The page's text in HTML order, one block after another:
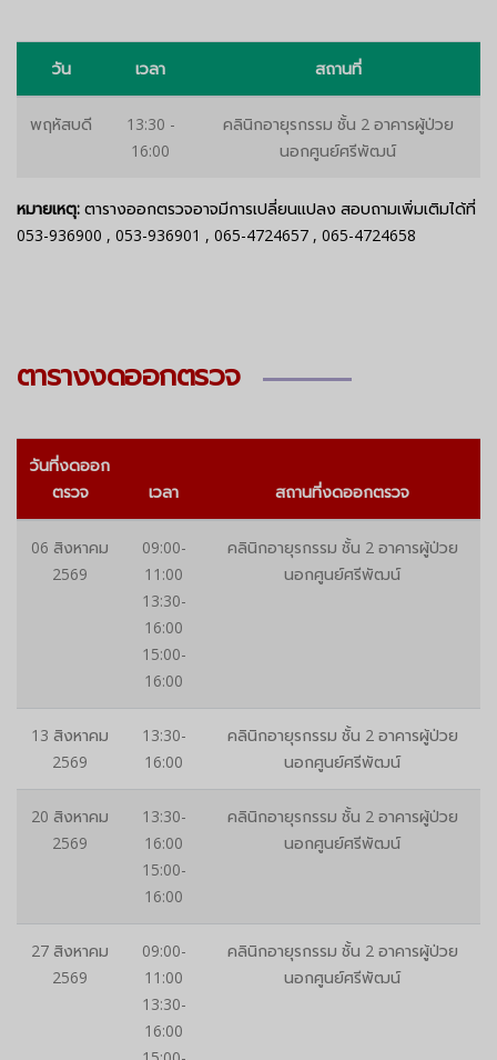
วัน เวลา สถานที่
พฤหัสบดี
13:30 -
16:00
คลินิกอายุรกรรม ชั้น 2 อาคารผู้ป่วย
นอกศูนย์ศรีพัฒน์
หมายเหตุ: ตารางออกตรวจอาจมีการเปลี่ยนแปลง สอบถามเพิ่มเติมได้ที่
053-936900 , 053-936901 , 065-4724657 , 065-4724658
ตารางงดออกตรวจ
วันที่งดออก
ตรวจ
เวลา สถานที่งดออกตรวจ
06 สิงหาคม
2569
09:00-
11:00
13:30-
16:00
15:00-
16:00
คลินิกอายุรกรรม ชั้น 2 อาคารผู้ป่วย
นอกศูนย์ศรีพัฒน์
13 สิงหาคม
2569
13:30-
16:00
คลินิกอายุรกรรม ชั้น 2 อาคารผู้ป่วย
นอกศูนย์ศรีพัฒน์
20 สิงหาคม
2569
13:30-
16:00
15:00-
16:00
คลินิกอายุรกรรม ชั้น 2 อาคารผู้ป่วย
นอกศูนย์ศรีพัฒน์
27 สิงหาคม
2569
09:00-
11:00
13:30-
16:00
คลินิกอายุรกรรม ชั้น 2 อาคารผู้ป่วย
นอกศูนย์ศรีพัฒน์